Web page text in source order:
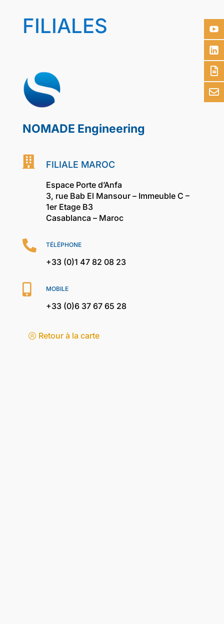
FILIALES
NOMADE Engineering
 FILIALE MAROC
Espace Porte d’Anfa
3, rue Bab El Mansour – Immeuble C –
1er Etage B3
Casablanca – Maroc
 TÉLÉPHONE
+33 (0)1 47 82 08 23
 MOBILE
+33 (0)6 37 67 65 28
Retour à la carte